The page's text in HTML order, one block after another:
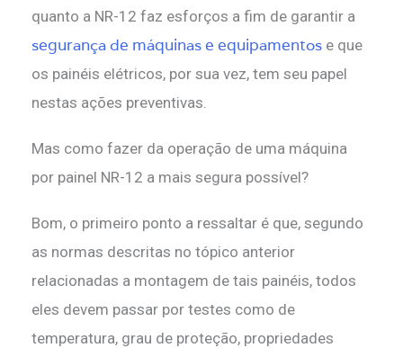
quanto a NR-12 faz esforços a fim de garantir a
segurança de máquinas e equipamentos e que
os painéis elétricos, por sua vez, tem seu papel
nestas ações preventivas.
Mas como fazer da operação de uma máquina
por painel NR-12 a mais segura possível?
Bom, o primeiro ponto a ressaltar é que, segundo
as normas descritas no tópico anterior
relacionadas a montagem de tais painéis, todos
eles devem passar por testes como de
temperatura, grau de proteção, propriedades